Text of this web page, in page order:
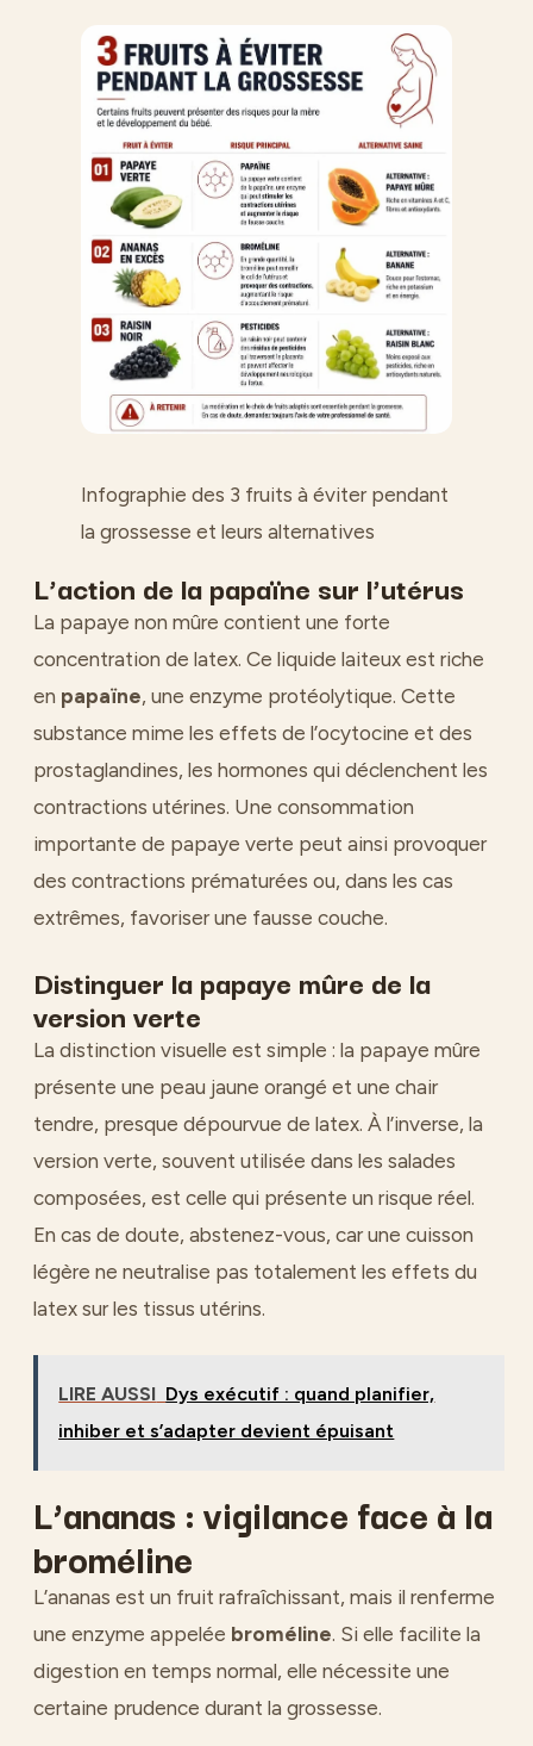
Infographie des 3 fruits à éviter pendant
la grossesse et leurs alternatives
L’action de la papaïne sur l’utérus
La papaye non mûre contient une forte
concentration de latex. Ce liquide laiteux est riche
en papaïne, une enzyme protéolytique. Cette
substance mime les effets de l’ocytocine et des
prostaglandines, les hormones qui déclenchent les
contractions utérines. Une consommation
importante de papaye verte peut ainsi provoquer
des contractions prématurées ou, dans les cas
extrêmes, favoriser une fausse couche.
Distinguer la papaye mûre de la
version verte
La distinction visuelle est simple : la papaye mûre
présente une peau jaune orangé et une chair
tendre, presque dépourvue de latex. À l’inverse, la
version verte, souvent utilisée dans les salades
composées, est celle qui présente un risque réel.
En cas de doute, abstenez-vous, car une cuisson
légère ne neutralise pas totalement les effets du
latex sur les tissus utérins.
LIRE AUSSI Dys exécutif : quand planifier,
inhiber et s’adapter devient épuisant
L’ananas : vigilance face à la
broméline
L’ananas est un fruit rafraîchissant, mais il renferme
une enzyme appelée broméline. Si elle facilite la
digestion en temps normal, elle nécessite une
certaine prudence durant la grossesse.